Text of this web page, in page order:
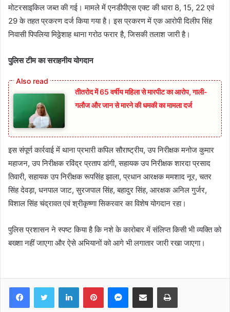
मोटरसाइकिल जब्त की गई। मामले में एनडीपीएस एक्ट की धारा 8, 15, 22 एवं
29 के तहत प्रकरण दर्ज किया गया है। इस प्रकरण में एक आरोपी दिलीप सिंह
निवासी पिपलिया मिठ्ठेशाह थाना गरोठ फरार है, जिसकी तलाश जारी है।
पुलिस टीम का सराहनीय योगदान
तीतरोद में 65 वर्षीय महिला से मारपीट का आरोप, गाली-
गलौज और जान से मारने की धमकी का मामला दर्ज
इस संपूर्ण कार्रवाई में थाना प्रभारी कपिल सौराष्ट्रीय, उप निरीक्षक मनोज कुमार
महाजन, उप निरीक्षक रविंद्र प्रताप डांगी, सहायक उप निरीक्षक शारदा प्रसाद
तिवारी, सहायक उप निरीक्षक रूपसिंह झाला, प्रधान आरक्षक ममशाद नूर, चतर
सिंह देवड़ा, धनपाल जाट, सुरजपाल सिंह, बहादुर सिंह, आरक्षक अनिल गुर्जर,
विशाल सिंह चंद्रावत एवं श्रीकृष्णा सिकरवार का विशेष योगदान रहा।
पुलिस प्रशासन ने स्पष्ट किया है कि नशे के कारोबार में संलिप्त किसी भी व्यक्ति को
बख्शा नहीं जाएगा और ऐसे अभियानों को आगे भी लगातार जारी रखा जाएगा।
FacebookTwitter LinkedInPinterestMessenger
Share via Email Print